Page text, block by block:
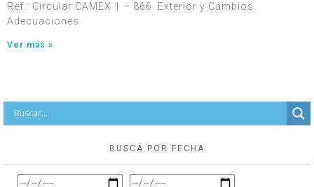
Ref.: Circular CAMEX 1 – 866. Exterior y Cambios.
Adecuaciones.
Ver más »
BUSCÁ POR FECHA